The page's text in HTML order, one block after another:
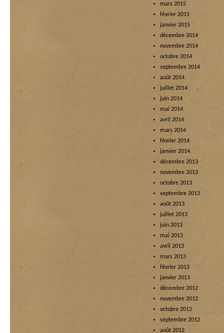
mars 2015
février 2015
janvier 2015
décembre 2014
novembre 2014
octobre 2014
septembre 2014
août 2014
juillet 2014
juin 2014
mai 2014
avril 2014
mars 2014
février 2014
janvier 2014
décembre 2013
novembre 2013
octobre 2013
septembre 2013
août 2013
juillet 2013
juin 2013
mai 2013
avril 2013
mars 2013
février 2013
janvier 2013
décembre 2012
novembre 2012
octobre 2012
septembre 2012
août 2012